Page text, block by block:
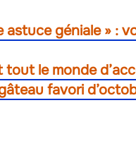
astuce géniale » :
le monde
favori